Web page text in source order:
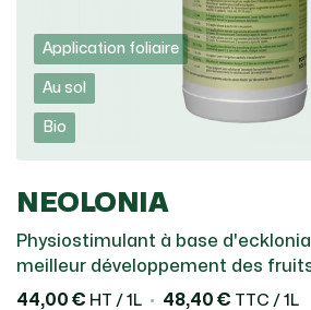
Application foliaire
Au sol
Bio
NEOLONIA
Physiostimulant à base
meilleur développement des
44,00 € HT / 1L 48,40 € TTC / 1L